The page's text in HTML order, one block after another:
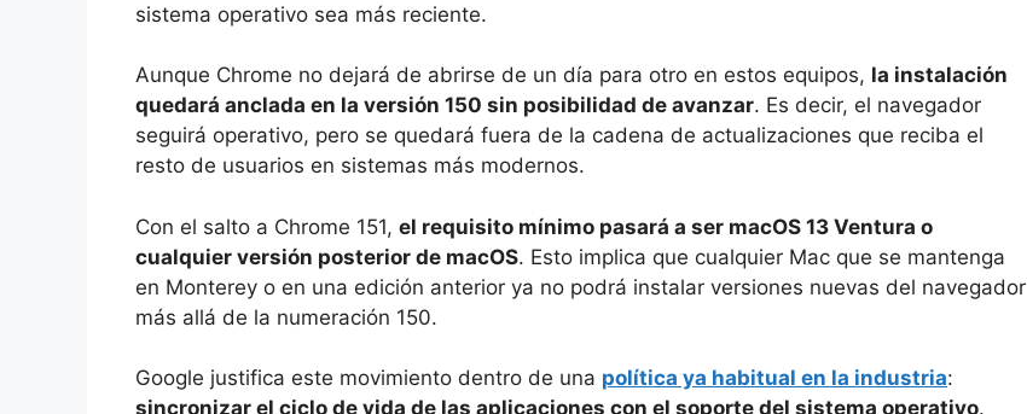
sistema operativo sea más reciente.
Aunque Chrome no dejará de abrirse de un día para otro en estos equipos, la instalación
quedará anclada en la versión 150 sin posibilidad de avanzar. Es decir, el navegador
seguirá operativo, pero se quedará fuera de la cadena de actualizaciones que reciba el
resto de usuarios en sistemas más modernos.
Con el salto a Chrome 151, el requisito mínimo pasará a ser macOS 13 Ventura o
cualquier versión posterior de macOS. Esto implica que cualquier Mac que se mantenga
en Monterey o en una edición anterior ya no podrá instalar versiones nuevas del navegador
más allá de la numeración 150.
Google justifica este movimiento dentro de una política ya habitual en la industria:
sincronizar el ciclo de vida de las aplicaciones con el soporte del sistema operativo.